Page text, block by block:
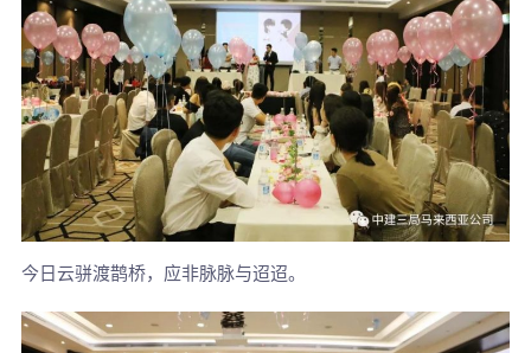
今日云骈渡鹊桥，应非脉脉与迢迢。